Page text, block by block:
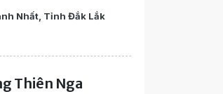
Nhất, Tỉnh Đắk Lắk
Thiên Nga